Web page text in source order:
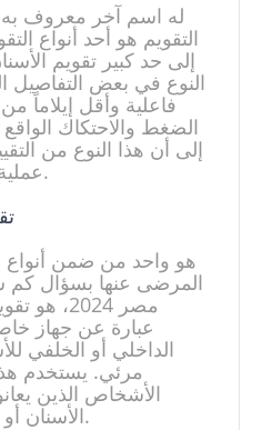
له اسم آخر معروف به
التقويم هو أحد أنواع
إلى حد كبير تقويم
النوع في بعض التفاصيل
فاعلية وأقل إيلاماً
الضغط والاحتكاك
إلى أن هذا النوع من
عملية تنظيف أسنانه اليومية.
هو واحد من ضمن أنواع
المرضى عنها بسؤال كم
مصر 2024،
عبارة عن جهاز
الداخلي أو الخلفي
مرئي. يستخدم
الأشخاص الذين
الأسنان أو فراغات أو عدم تطابق.